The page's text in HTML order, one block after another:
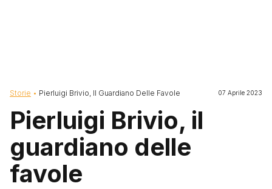
Briciole di pane
Storie Pierluigi Brivio, Il Guardiano Delle Favole 07 Aprile 2023
Pierluigi Brivio, il
guardiano delle
favole